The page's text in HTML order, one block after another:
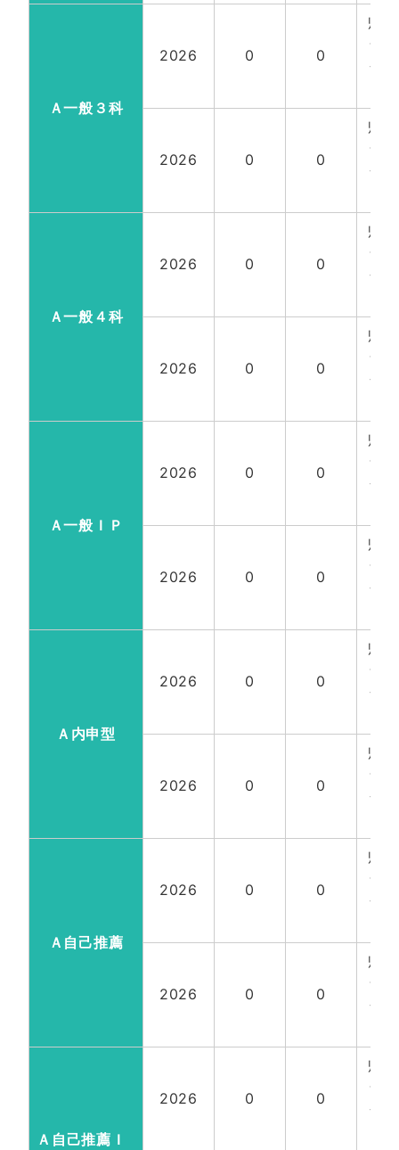
Ａ一般３科
2026 0 0
帰
含
全
2026 0 0
帰
含
全
Ａ一般４科
2026 0 0
帰
含
全
2026 0 0
帰
含
全
Ａ一般ＩＰ
2026 0 0
帰
含
全
2026 0 0
帰
含
全
Ａ内申型
2026 0 0
帰
含
全
2026 0 0
帰
含
全
Ａ自己推薦
2026 0 0
帰
含
全
2026 0 0
帰
含
全
Ａ自己推薦Ｉ
2026 0 0
帰
含
全